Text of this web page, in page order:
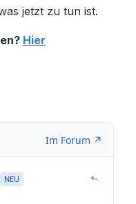
jetzt zu tun ist.
Hier